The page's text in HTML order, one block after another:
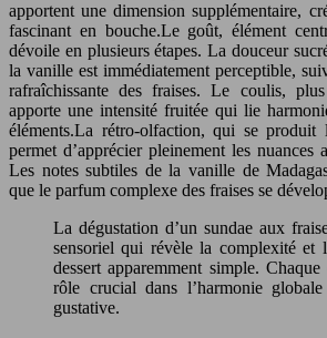
apportent une dimension supplémentaire,
fascinant en bouche.Le goût, élément
dévoile en plusieurs étapes. La douceur
la vanille est immédiatement perceptible,
rafraîchissante des fraises. Le coulis,
apporte une intensité fruitée qui lie
éléments.La rétro-olfaction, qui se produit
permet d’apprécier pleinement les nuances
Les notes subtiles de la vanille de
que le parfum complexe des fraises se
La dégustation d’un sundae aux
sensoriel qui révèle la complexité et
dessert apparemment simple.
rôle crucial dans l’harmonie globale
gustative.